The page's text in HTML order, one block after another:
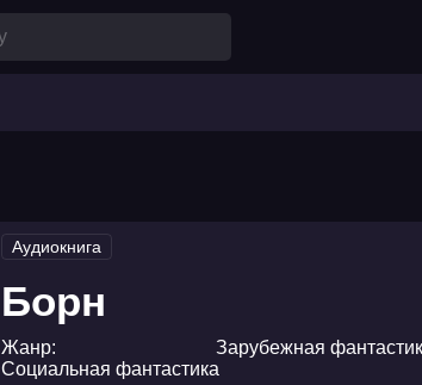
Аудиокнига
Борн
Жанр: Зарубежная
Социальная фантастика